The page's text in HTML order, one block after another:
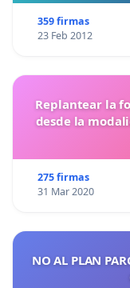
359 firmas
23 Feb 2012
Replantear la
desde la
275 firmas
31 Mar 2020
NO AL PLAN